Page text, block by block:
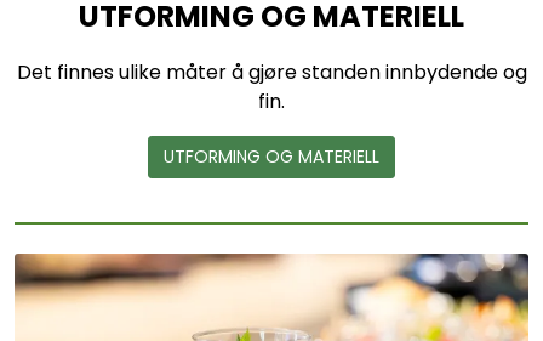
UTFORMING OG MATERIELL
Det finnes ulike måter å gjøre standen innbydende og
fin.
UTFORMING OG MATERIELL